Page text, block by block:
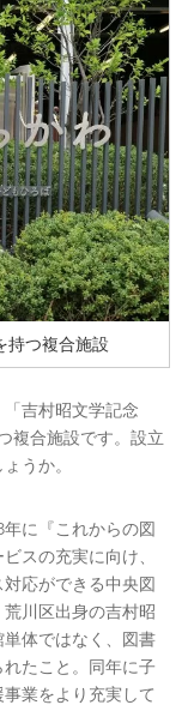
持つ複合施設
「吉村昭文学記念
複合施設です。設立
うか。
年に『これからの図
スの充実に向け、
応ができる中央図
川区出身の吉村昭
体ではなく、図書
たこと。同年に子
業をより充実して